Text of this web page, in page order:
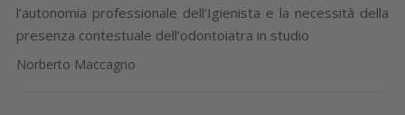
l’autonomia professionale dell’Igienista e la necessità della
presenza contestuale dell’odontoiatra in studio
Norberto Maccagno